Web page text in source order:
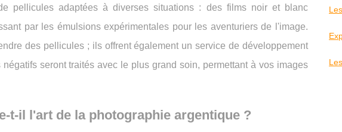
pellicules adaptées à diverses situations : des films noir et blanc
par les émulsions expérimentales pour les aventuriers de l'image.
des pellicules ; ils offrent également un service de développement
seront traités avec le plus grand soin, permettant à vos images
t-il l'art de la photographie argentique ?